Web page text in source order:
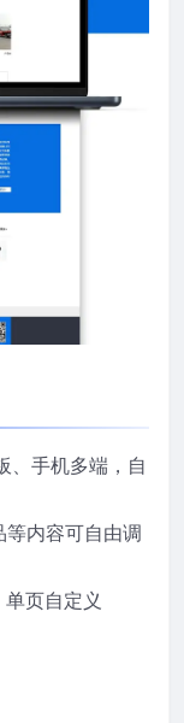
、手机多端，自
内容可自由调
页自定义